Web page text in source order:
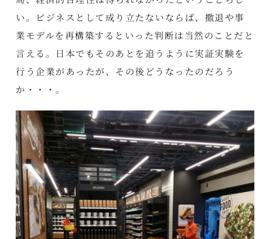
い。ビジネスとして成り立たないならば、撤退や事
業モデルを再構築するといった判断は当然のことだと
言える。日本でもそのあとを追うように実証実験を
行う企業があったが、その後どうなったのだろう
か・・・。